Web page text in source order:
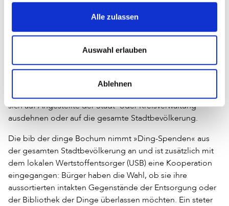
Alle zulassen
Auswahl erlauben
Ablehnen
zu sein oder am Neukauf von Büchern sparen zu müssen?
Nachhaltigkeit sogar besser, wenn die Dinge nicht extra
neu eingekauft werden müssen.
In einem Fall wurde berichtet, dass Mitarbeitende der
Stadtbücherei freiwillig Dinge aus ihrem Haushalt oder
sich auf Angestellte der Stadt- oder Kreisverwaltung
ausdehnen oder auf die gesamte Stadtbevölkerung.
Die bib der dinge Bochum nimmt »Ding-Spenden« aus
der gesamten Stadtbevölkerung an und ist zusätzlich mit
dem lokalen Wertstoffentsorger (USB) eine Kooperation
eingegangen: Bürger haben die Wahl, ob sie ihre
aussortierten intakten Gegenstände der Entsorgung oder
der Bibliothek der Dinge überlassen möchten. Ein steter